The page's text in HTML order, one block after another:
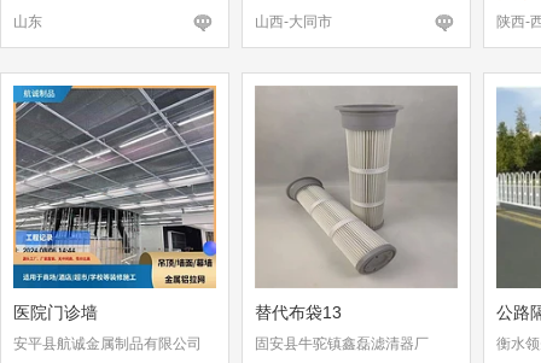
山东
山西-大同市
陕西-
医院门诊墙
安平县航诚金属制品有限公司
替代布袋13
固安县牛驼镇鑫磊滤清器厂
公路
衡水